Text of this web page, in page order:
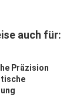
auch für:
Präzision